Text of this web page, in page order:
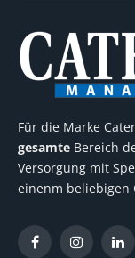
Für die Marke
gesamte Bereich
Versorgung mit
einenm beliebigen
FacebookInstagram